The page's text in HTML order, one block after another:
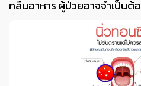
กลืนอาหาร ผู้ป่วยอาจจำเป็นต้